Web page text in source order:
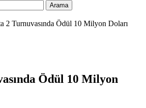
2 Turnuvasında Ödül 10 Milyon Doları
Ödül 10 Milyon